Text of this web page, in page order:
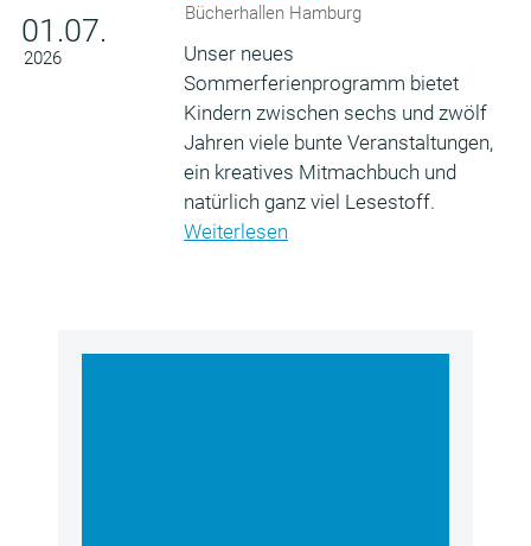
01.07.
2026
Bücherhallen Hamburg
Unser neues
Sommerferienprogramm bietet
Kindern zwischen sechs und zwölf
Jahren viele bunte Veranstaltungen,
ein kreatives Mitmachbuch und
natürlich ganz viel Lesestoff.
Weiterlesen